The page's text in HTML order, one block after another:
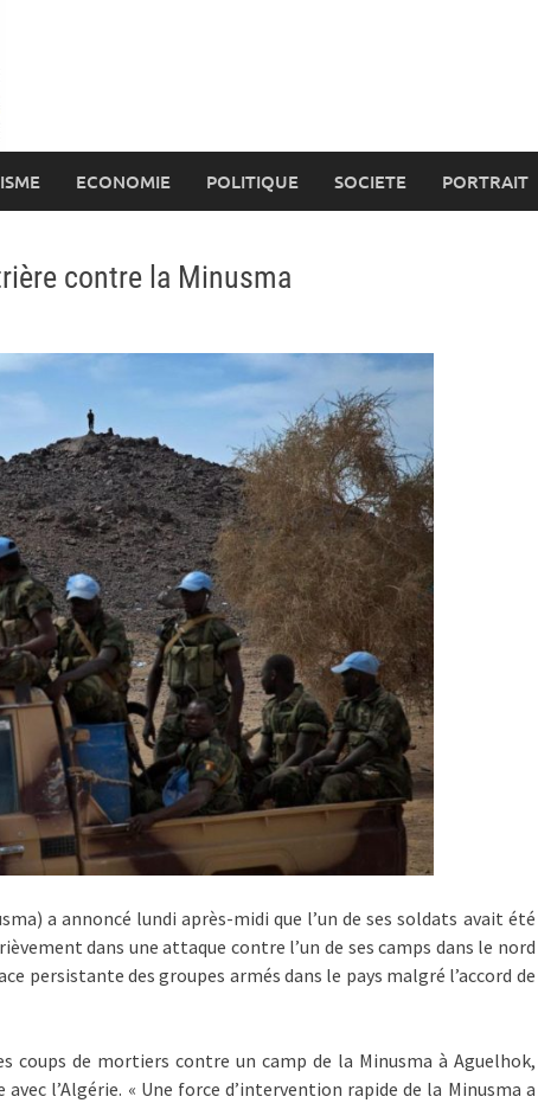
ECONOMIE POLITIQUE SOCIETE PORTRAIT
contre la Minusma
a annoncé lundi après-midi que l’un de ses soldats avait été
dans une attaque contre l’un de ses camps dans le nord
persistante des groupes armés dans le pays malgré l’accord de
coups de mortiers contre un camp de la Minusma à Aguelhok,
l’Algérie. « Une force d’intervention rapide de la Minusma a